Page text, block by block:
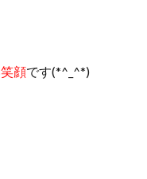
顔です(*^_^*)